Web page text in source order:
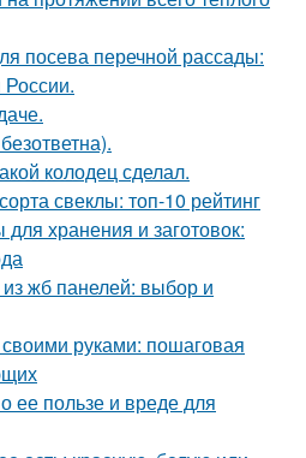
посева перечной рассады:
колодец сделал.
свеклы: топ-10 рейтинг
хранения и заготовок:
жб панелей: выбор и
руками: пошаговая
ее пользе и вреде для